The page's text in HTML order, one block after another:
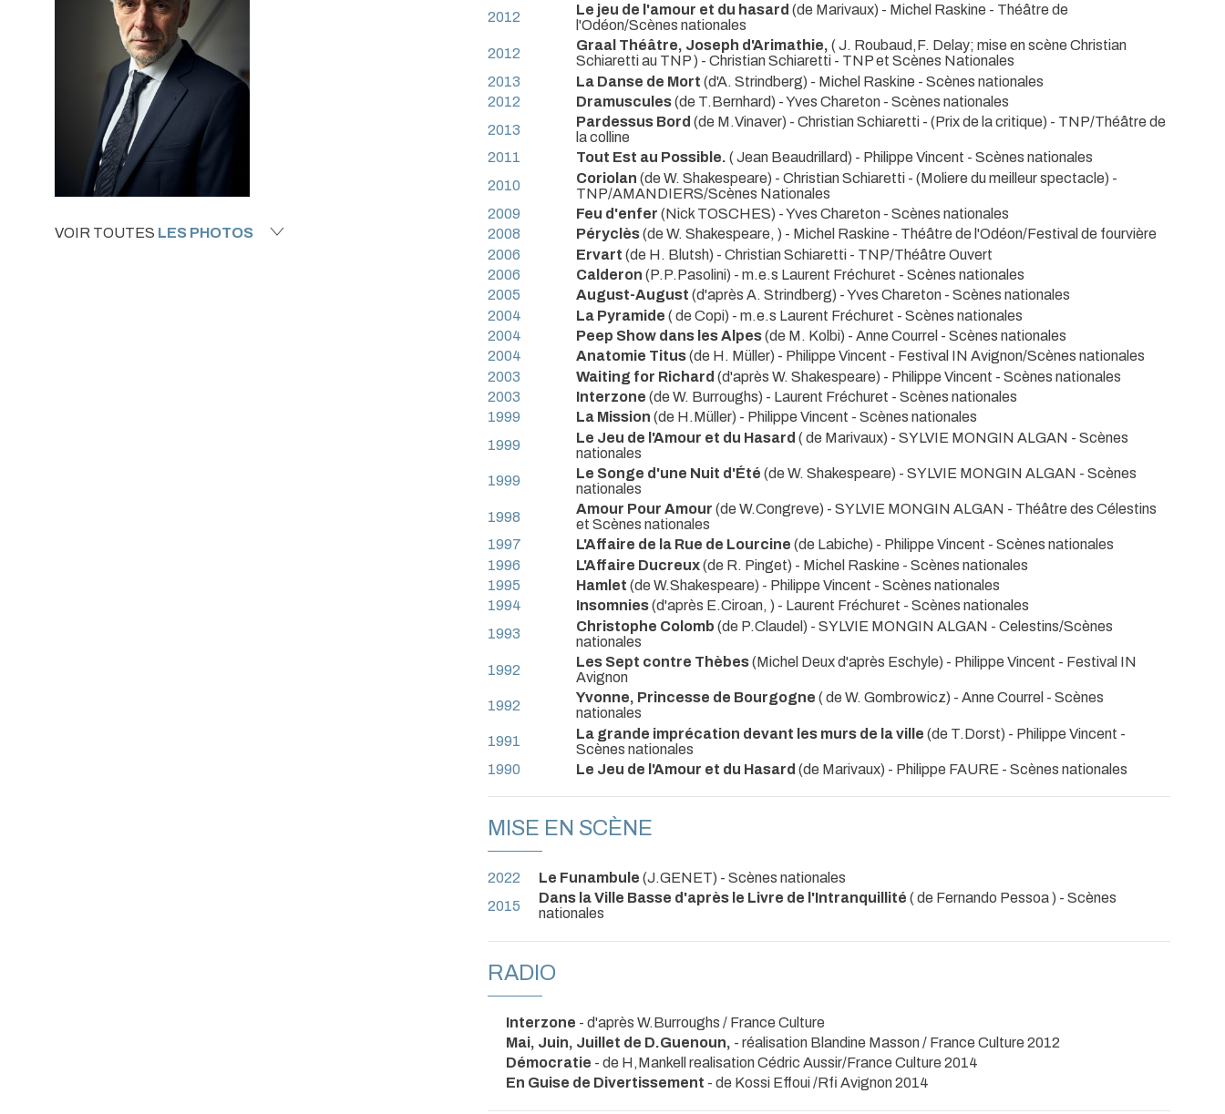
VOIR TOUTES LES PHOTOS
2012
Le jeu de l'amour et du hasard (de Marivaux) - Michel Raskine - Théâtre de
l'Odéon/Scènes nationales
2012
Graal Théâtre, Joseph d'Arimathie, ( J. Roubaud,F. Delay; mise en scène Christian
Schiaretti au TNP ) - Christian Schiaretti - TNP et Scènes Nationales
2013
La Danse de Mort (d'A. Strindberg) - Michel Raskine - Scènes nationales
2012
Dramuscules(de T.Bernhard) - Yves Chareton - Scènes nationales
2013
Pardessus Bord (de M.Vinaver) - Christian Schiaretti - (Prix de la critique) - TNP/Théâtre de
la colline
2011
Tout Est au Possible. ( Jean Beaudrillard) - Philippe Vincent - Scènes nationales
2010
Coriolan (de W. Shakespeare) - Christian Schiaretti - (Moliere du meilleur spectacle) -
TNP/AMANDIERS/Scènes Nationales
2009
Feu d'enfer (Nick TOSCHES) - Yves Chareton - Scènes nationales
2008
Péryclès(de W. Shakespeare, ) - Michel Raskine - Théâtre de l'Odéon/Festival de fourvière
2006
Ervart (de H. Blutsh) - Christian Schiaretti - TNP/Théâtre Ouvert
2006
Calderon (P.P.Pasolini) - m.e.s Laurent Fréchuret - Scènes nationales
2005
August-August (d'après A. Strindberg) - Yves Chareton - Scènes nationales
2004
La Pyramide ( de Copi) - m.e.s Laurent Fréchuret - Scènes nationales
2004
Peep Show dans les Alpes(de M. Kolbi) - Anne Courrel - Scènes nationales
2004
Anatomie Titus(de H. Müller) - Philippe Vincent - Festival IN Avignon/Scènes nationales
2003
Waiting for Richard (d'après W. Shakespeare) - Philippe Vincent - Scènes nationales
2003
Interzone (de W. Burroughs) - Laurent Fréchuret - Scènes nationales
1999
La Mission (de H.Müller) - Philippe Vincent - Scènes nationales
1999
Le Jeu de l'Amour et du Hasard ( de Marivaux) - SYLVIE MONGIN ALGAN - Scènes
nationales
1999
Le Songe d'une Nuit d'Été (de W. Shakespeare) - SYLVIE MONGIN ALGAN - Scènes
nationales
1998
Amour Pour Amour (de W.Congreve) - SYLVIE MONGIN ALGAN - Théâtre des Célestins
et Scènes nationales
1997
L'Affaire de la Rue de Lourcine (de Labiche) - Philippe Vincent - Scènes nationales
1996
L'Affaire Ducreux(de R. Pinget) - Michel Raskine - Scènes nationales
1995
Hamlet (de W.Shakespeare) - Philippe Vincent - Scènes nationales
1994
Insomnies(d'après E.Ciroan, ) - Laurent Fréchuret - Scènes nationales
1993
Christophe Colomb (de P.Claudel) - SYLVIE MONGIN ALGAN - Celestins/Scènes
nationales
1992
Les Sept contre Thèbes(Michel Deux d'après Eschyle) - Philippe Vincent - Festival IN
Avignon
1992
Yvonne, Princesse de Bourgogne ( de W. Gombrowicz) - Anne Courrel - Scènes
nationales
1991
La grande imprécation devant les murs de la ville (de T.Dorst) - Philippe Vincent -
Scènes nationales
1990
Le Jeu de l'Amour et du Hasard (de Marivaux) - Philippe FAURE - Scènes nationales
MISE EN SCÈNE
2022 Le Funambule (J.GENET) - Scènes nationales
2015
Dans la Ville Basse d'après le Livre de l'Intranquillité ( de Fernando Pessoa ) - Scènes
nationales
RADIO
Interzone - d'après W.Burroughs / France Culture
Mai, Juin, Juillet de D.Guenoun, - réalisation Blandine Masson / France Culture 2012
Démocratie - de H,Mankell realisation Cédric Aussir/France Culture 2014
En Guise de Divertissement - de Kossi Effoui /Rfi Avignon 2014